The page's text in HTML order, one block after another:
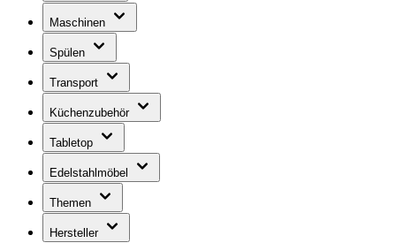
Maschinen
Spülen
Transport
Küchenzubehör
Tabletop
Edelstahlmöbel
Themen
Hersteller